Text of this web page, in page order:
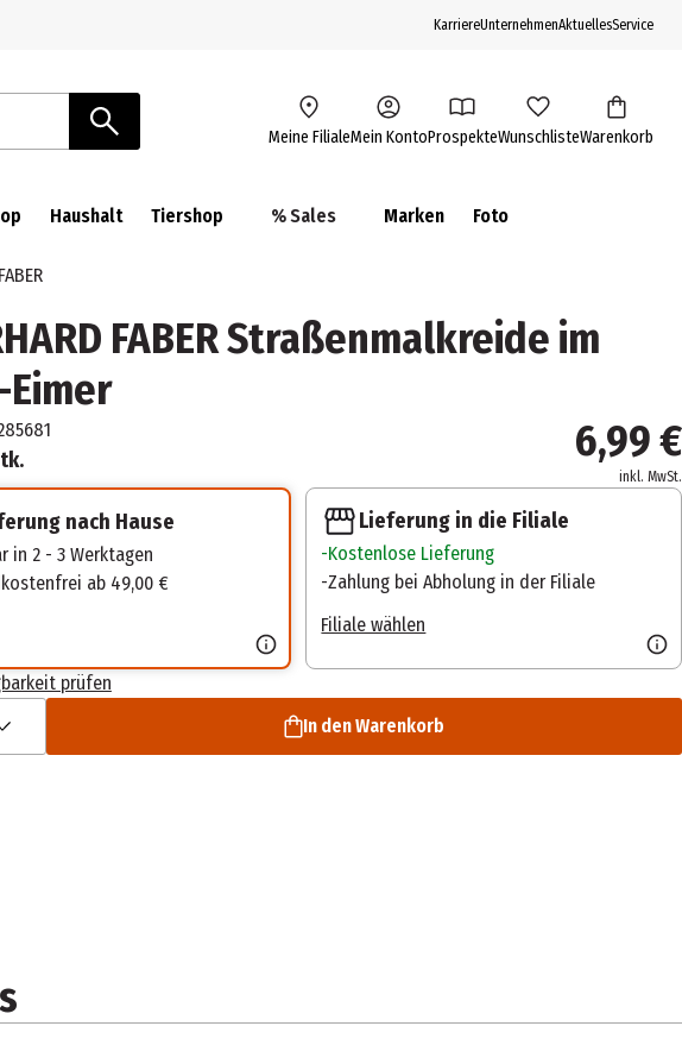
KarriereUnternehmenAktuellesService
Meine FilialeMein KontoProspekteWunschlisteWarenkorb
Haushalt Tiershop % Sales Marken Foto
FABER Straßenmalkreide im
6,99 €
inkl. MwSt.
nach Hause
in 2 - 3 Werktagen
ab 49,00 €
Lieferung in die Filiale
Kostenlose Lieferung
Zahlung bei Abholung in der Filiale
Filiale wählen
prüfen
In den Warenkorb